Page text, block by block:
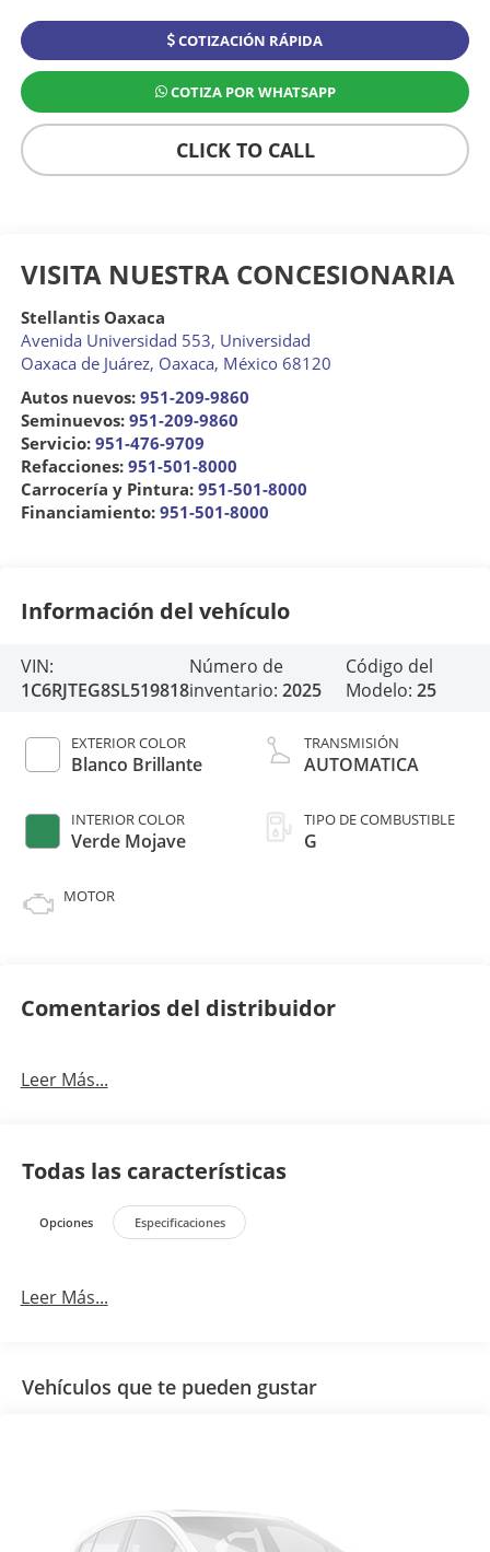
COTIZACIÓN RÁPIDA
COTIZA POR WHATSAPP
CLICK TO CALL
VISITA NUESTRA CONCESIONARIA
Stellantis Oaxaca
Avenida Universidad 553, Universidad
Oaxaca de Juárez, Oaxaca, México 68120
Autos nuevos: 951-209-9860
Seminuevos: 951-209-9860
Servicio: 951-476-9709
Refacciones: 951-501-8000
Carrocería y Pintura: 951-501-8000
Financiamiento: 951-501-8000
Información del vehículo
VIN:
1C6RJTEG8SL519818
Número de
inventario: 2025
Código del
Modelo: 25
EXTERIOR COLOR
Blanco Brillante
INTERIOR COLOR
Verde Mojave
MOTOR
TRANSMISIÓN
AUTOMATICA
TIPO DE COMBUSTIBLE
G
Comentarios del distribuidor
Leer Más...
Todas las características
Opciones Especificaciones
Leer Más...
Vehículos que te pueden gustar